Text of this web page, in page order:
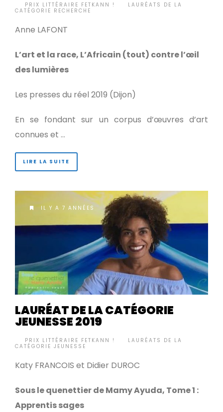
PRIX LITTÉRAIRE FETKANN !
LAURÉATS DE LA
CATÉGORIE RECHERCHE
Anne LAFONT
L’art et la race, L’Africain (tout) contre l’œil
des lumières
Les presses du réel 2019 (Dijon)
En se fondant sur un corpus d’œuvres d’art
connues et …
LIRE LA SUITE
IL Y A 7 ANNÉES
LAURÉAT DE LA CATÉGORIE
JEUNESSE 2019
PRIX LITTÉRAIRE FETKANN !
LAURÉATS DE LA
CATÉGORIE JEUNESSE
Katy FRANCOIS et Didier DUROC
Sous le quenettier de Mamy Ayuda, Tome 1 :
Apprentis sages